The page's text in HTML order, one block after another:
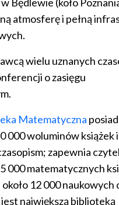
w Będlewie (koło
atmosferę i pełną
wielu uznanych
o zasięgu
Matematyczna
000 woluminów książek
zapewnia
000 matematycznych
12 000 naukowych
największą biblioteką